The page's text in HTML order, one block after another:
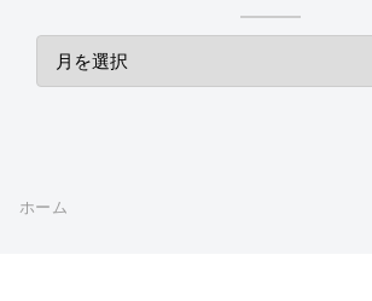
ホーム